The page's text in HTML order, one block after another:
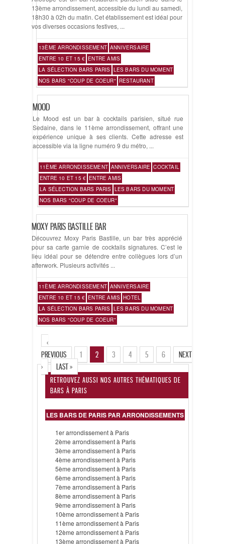
13ème arrondissement, accessible du lundi au samedi,
18h30 à 02h du matin. Cet établissement est idéal pour
vos diverses occasions festives, ...
13ÈME ARRONDISSEMENT ANNIVERSAIRE
ENTRE 10 ET 15 € ENTRE AMIS
LA SÉLECTION BARS PARIS LES BARS DU MOMENT
NOS BARS "COUP DE COEUR" RESTAURANT
MOOD
Le Mood est un bar à cocktails parisien, situé rue
Sedaine, dans le 11ème arrondissement, offrant une
expérience unique à ses clients. Cette adresse est
accessible via la ligne numéro 9 du métro, ...
11ÈME ARRONDISSEMENT ANNIVERSAIRE COCKTAIL
ENTRE 10 ET 15 € ENTRE AMIS
LA SÉLECTION BARS PARIS LES BARS DU MOMENT
NOS BARS "COUP DE COEUR"
MOXY PARIS BASTILLE BAR
Découvrez Moxy Paris Bastille, un bar très apprécié
pour sa carte garnie de cocktails signatures. C’est le
lieu idéal pour se détendre entre collègues lors d’un
afterwork. Plusieurs activités ...
11ÈME ARRONDISSEMENT ANNIVERSAIRE
ENTRE 10 ET 15 € ENTRE AMIS HOTEL
LA SÉLECTION BARS PARIS LES BARS DU MOMENT
NOS BARS "COUP DE COEUR"
‹
PREVIOUS
1 2 3 4 5 6
NEXT
›
LAST »
RETROUVEZ AUSSI NOS AUTRES THÉMATIQUES DE
BARS À PARIS
LES BARS DE PARIS PAR ARRONDISSEMENTS
1er arrondissement à Paris
2ème arrondissement à Paris
3ème arrondissement à Paris
4ème arrondissement à Paris
5ème arrondissement à Paris
6ème arrondissement à Paris
7ème arrondissement à Paris
8ème arrondissement à Paris
9ème arrondissement à Paris
10ème arrondissement à Paris
11ème arrondissement à Paris
12ème arrondissement à Paris
13ème arrondissement à Paris